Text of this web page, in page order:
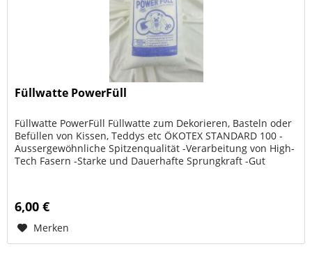
Füllwatte PowerFüll
Füllwatte PowerFüll Füllwatte zum Dekorieren, Basteln oder
Befüllen von Kissen, Teddys etc ÖKOTEX STANDARD 100 -
Aussergewöhnliche Spitzenqualität -Verarbeitung von High-
Tech Fasern -Starke und Dauerhafte Sprungkraft -Gut
6,00 €
Merken